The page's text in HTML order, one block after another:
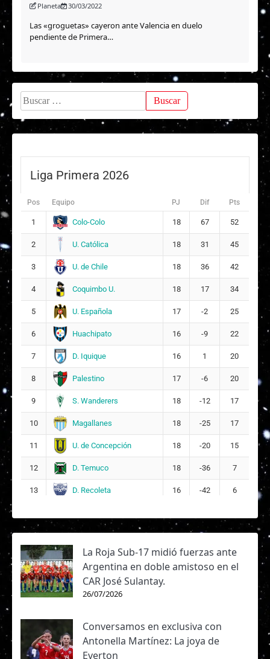
Planeta 30/03/2022
Las «groguetas» cayeron ante Valencia en duelo
pendiente de Primera…
Buscar:
Liga Primera 2026
Pos Equipo PJ Dif Pts
1 Colo-Colo 18 67 52
2 U. Católica 18 31 45
3 U. de Chile 18 36 42
4 Coquimbo U. 18 17 34
5 U. Española 17 -2 25
6 Huachipato 16 -9 22
7 D. Iquique 16 1 20
8 Palestino 17 -6 20
9 S. Wanderers 18 -12 17
10 Magallanes 18 -25 17
11 U. de Concepción 18 -20 15
12 D. Temuco 18 -36 7
13 D. Recoleta 16 -42 6
La Roja Sub-17 midió fuerzas ante
Argentina en doble amistoso en el
CAR José Sulantay.
26/07/2026
Conversamos en exclusiva con
Antonella Martínez: La joya de
Everton